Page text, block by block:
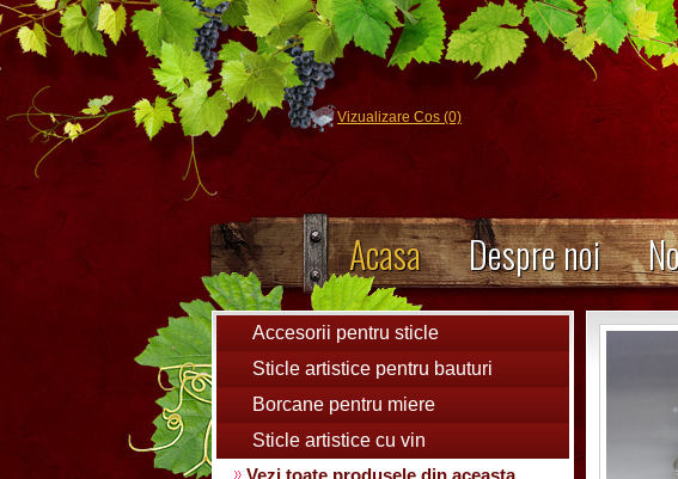
Vizualizare Cos (0)
Acasa Despre noi
Accesorii pentru sticle
Sticle artistice pentru bauturi
Borcane pentru miere
Sticle artistice cu vin
Vezi toate produsele din aceasta